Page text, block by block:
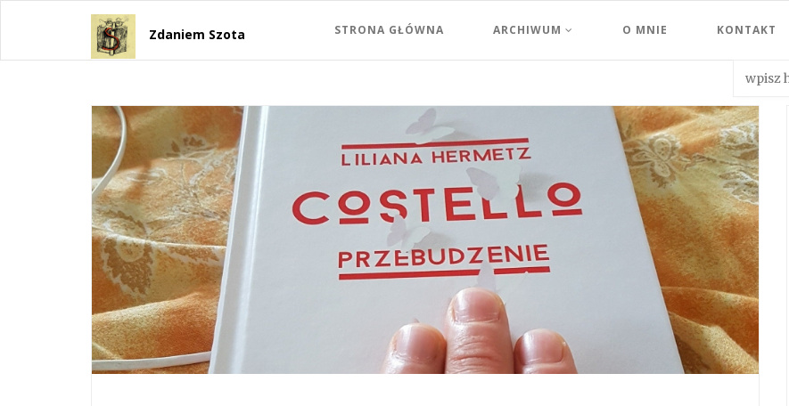
Zdaniem Szota STRONA GŁÓWNA ARCHIWUM O MNIE KONTAKT